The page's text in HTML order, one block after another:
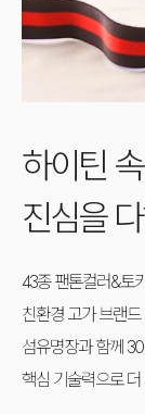
하이틴
진심을
43종 팬톤컬러&토
친환경 고가 브랜
섬유명장과 함께
핵심 기술력으로